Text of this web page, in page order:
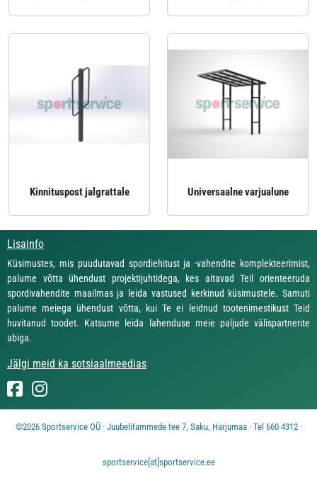
Kinnituspost jalgrattale Universaalne varjualune
Lisainfo
Küsimustes, mis puudutavad spordiehitust ja -vahendite komplekteerimist,
palume võtta ühendust projektijuhtidega, kes aitavad Teil orienteeruda
spordivahendite maailmas ja leida vastused kerkinud küsimustele. Samuti
palume meiega ühendust võtta, kui Te ei leidnud tootenimestikust Teid
huvitanud toodet. Katsume leida lahenduse meie paljude välispartnerite
abiga.
Jälgi meid ka sotsiaalmeedias
©2026 Sportservice OÜ · Juubelitammede tee 7, Saku, Harjumaa · Tel 660 4312 ·
sportservice[at]sportservice.ee